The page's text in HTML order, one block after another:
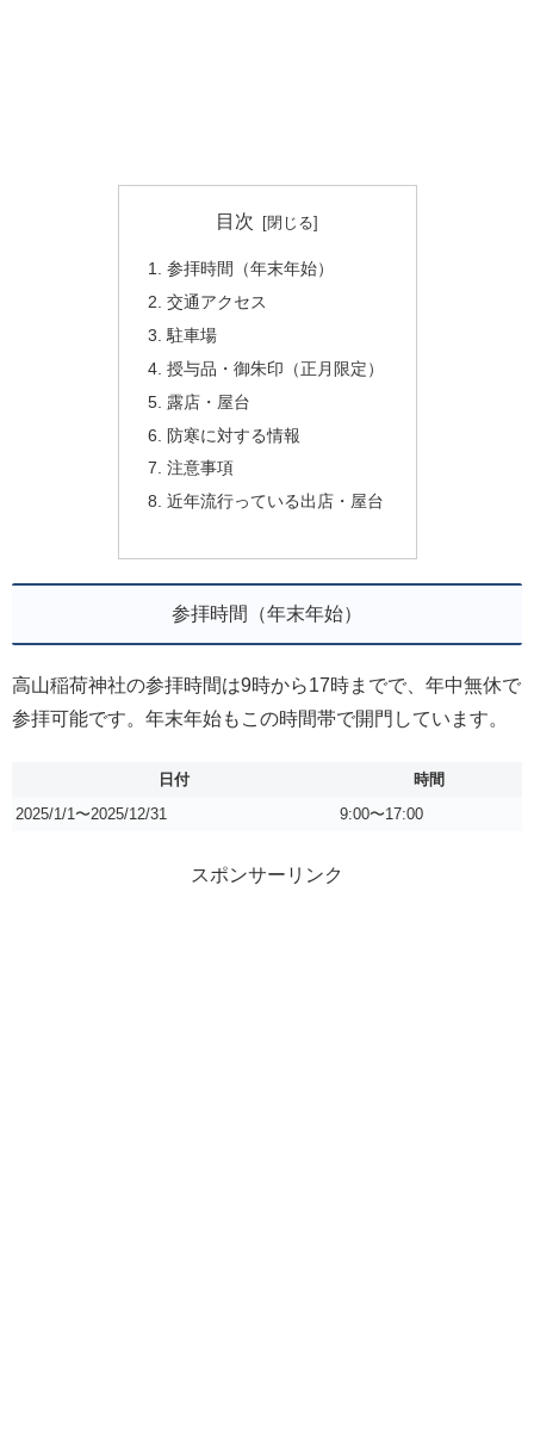
目次
参拝時間（年末年始）
交通アクセス
駐車場
授与品・御朱印（正月限定）
露店・屋台
防寒に対する情報
注意事項
近年流行っている出店・屋台
参拝時間（年末年始）
高山稲荷神社の参拝時間は9時から17時までで、年中無休で
参拝可能です。年末年始もこの時間帯で開門しています。
日付
時間
2025/1/1〜2025/12/31
9:00〜17:00
スポンサーリンク